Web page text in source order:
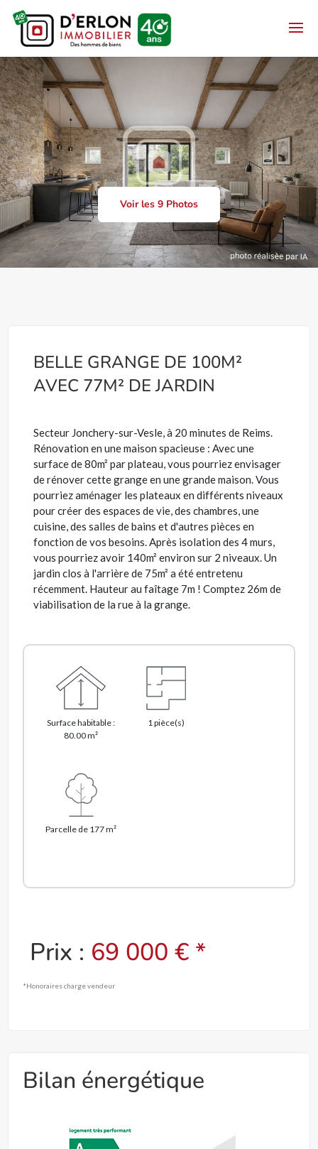
Voir les 9 Photos
BELLE GRANGE DE 100M²
AVEC 77M² DE JARDIN
Secteur Jonchery-sur-Vesle, à 20 minutes de Reims.
Rénovation en une maison spacieuse : Avec une
surface de 80m² par plateau, vous pourriez envisager
de rénover cette grange en une grande maison. Vous
pourriez aménager les plateaux en différents niveaux
pour créer des espaces de vie, des chambres, une
cuisine, des salles de bains et d'autres pièces en
fonction de vos besoins. Après isolation des 4 murs,
vous pourriez avoir 140m² environ sur 2 niveaux. Un
jardin clos à l'arrière de 75m² a été entretenu
récemment. Hauteur au faîtage 7m ! Comptez 26m de
viabilisation de la rue à la grange.
Surface habitable :
80.00 m²
1 pièce(s)
Parcelle de 177 m²
Prix : 69 000 € *
*Honoraires charge vendeur
Bilan énergétique